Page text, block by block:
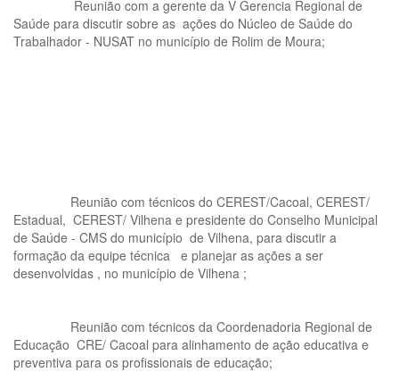
Reunião com a gerente da V Gerencia Regional de
Saúde para discutir sobre as ações do Núcleo de Saúde do
Trabalhador - NUSAT no município de Rolim de Moura;
Reunião com técnicos do CEREST/Cacoal, CEREST/
Estadual, CEREST/ Vilhena e presidente do Conselho Municipal
de Saúde - CMS do município de Vilhena, para discutir a
formação da equipe técnica e planejar as ações a ser
desenvolvidas , no município de Vilhena ;
Reunião com técnicos da Coordenadoria Regional de
Educação CRE/ Cacoal para alinhamento de ação educativa e
preventiva para os profissionais de educação;